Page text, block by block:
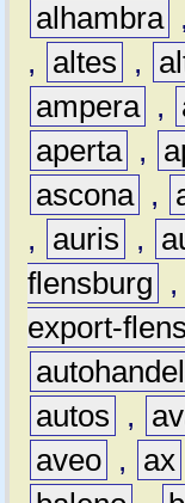
alhambra ,
,
altes ,
ampera ,
aperta ,
ascona ,
,
auris ,
flensburg
,
export-
autos
,
aveo , ax